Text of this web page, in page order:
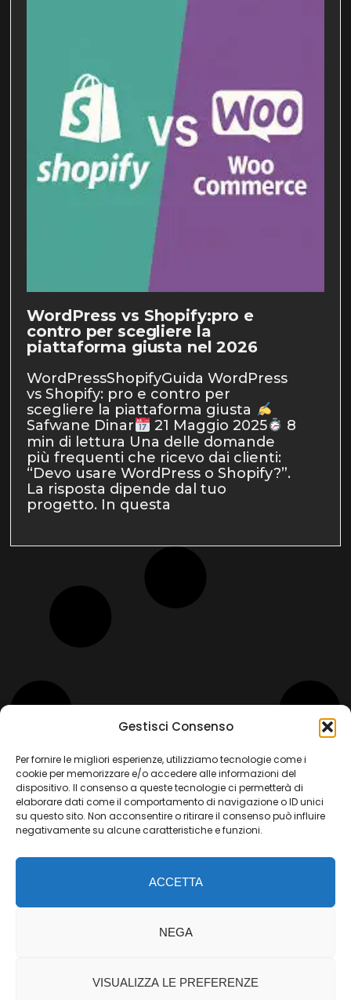
Gestisci Consenso
Per fornire le migliori esperienze, utilizziamo tecnologie come i
cookie per memorizzare e/o accedere alle informazioni del
dispositivo. Il consenso a queste tecnologie ci permetterà di
elaborare dati come il comportamento di navigazione o ID unici
su questo sito. Non acconsentire o ritirare il consenso può influire
negativamente su alcune caratteristiche e funzioni.
ACCETTA
NEGA
VISUALIZZA LE PREFERENZE
WordPress vs Shopify:pro e
contro per scegliere la
piattaforma giusta nel 2026
WordPressShopifyGuida WordPress
vs Shopify: pro e contro per
scegliere la piattaforma giusta
Safwane Dinar
21 Maggio 2025
8
min di lettura Una delle domande
più frequenti che ricevo dai clienti:
“Devo usare WordPress o Shopify?”.
La risposta dipende dal tuo
progetto. In questa